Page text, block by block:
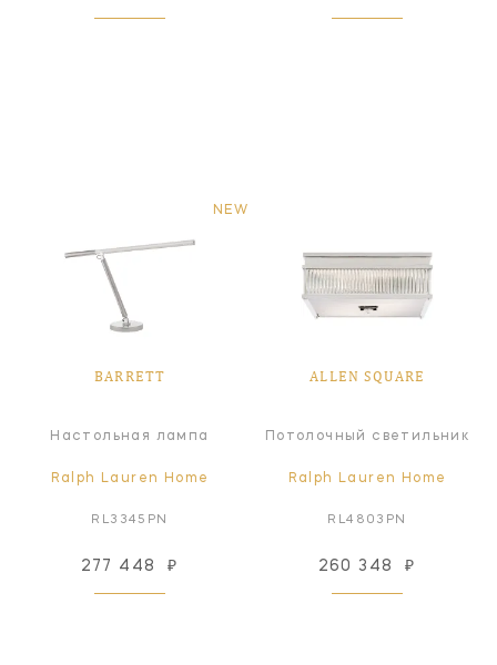
NEW
BARRETT
Настольная лампа
Ralph Lauren Home
RL3345PN
277 448 ₽
ALLEN SQUARE
Потолочный светильник
Ralph Lauren Home
RL4803PN
260 348 ₽